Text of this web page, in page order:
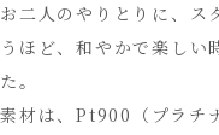
二人のやりとりに、ス
ほど、和やかで楽しい
。
材は、Pt900（プラチ